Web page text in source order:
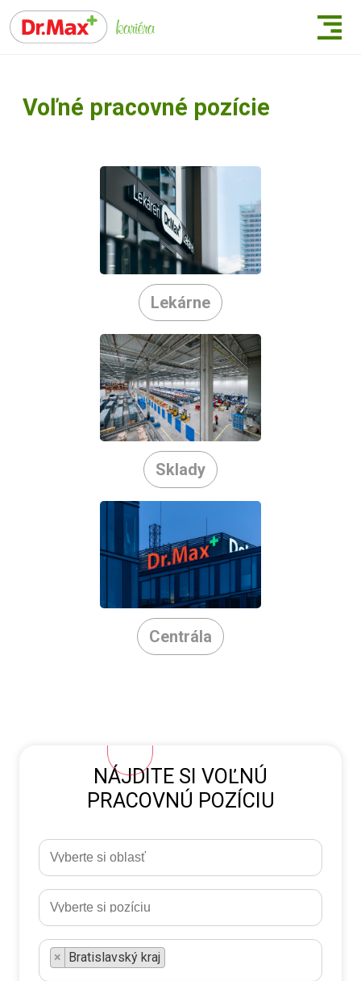
Voľné pracovné pozície
Lekárne
Sklady
Centrála
NÁJDITE SI VOĽNÚ
PRACOVNÚ POZÍCIU
× Bratislavský kraj